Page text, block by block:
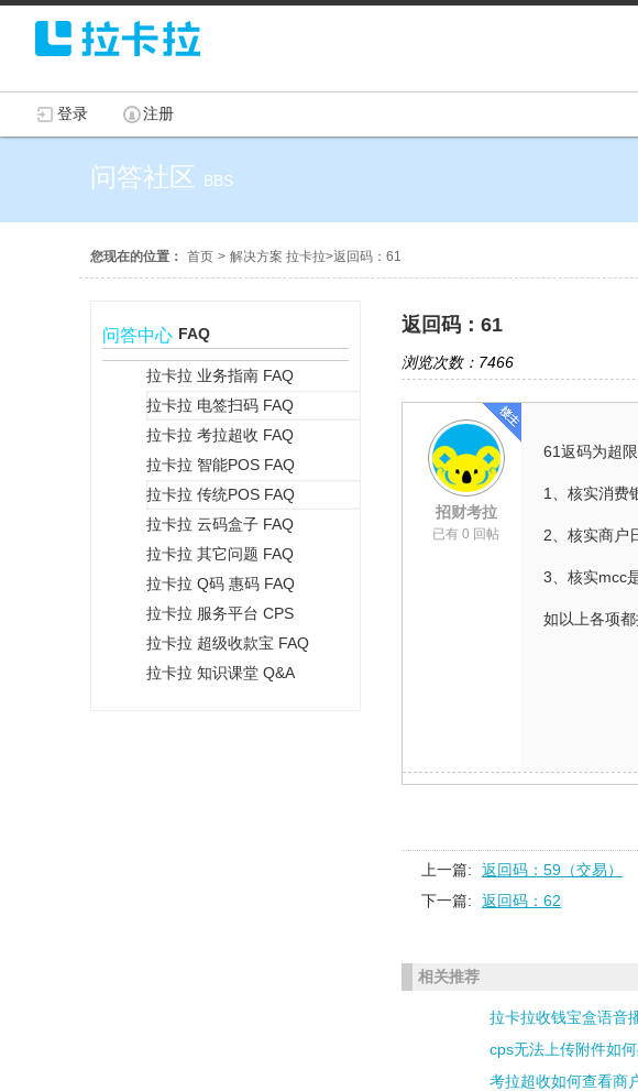
登录 注册
问答社区 BBS
您现在的位置： 首页 > 解决方案 拉卡拉>返回码：61
问答中心 FAQ
拉卡拉 业务指南 FAQ
拉卡拉 电签扫码 FAQ
拉卡拉 考拉超收 FAQ
拉卡拉 智能POS FAQ
拉卡拉 传统POS FAQ
拉卡拉 云码盒子 FAQ
拉卡拉 其它问题 FAQ
拉卡拉 Q码 惠码 FAQ
拉卡拉 服务平台 CPS
拉卡拉 超级收款宝 FAQ
拉卡拉 知识课堂 Q&A
返回码：61
浏览次数：7466
招财考拉
已有 0 回帖
61返码为超
1、核实消费
2、核实商户
3、核实mcc
如以上各项
上一篇:
返回码：59（交易）
下一篇:
返回码：62
相关推荐
拉卡拉收钱宝盒语音
cps无法上传附件如何
考拉超收如何查看商